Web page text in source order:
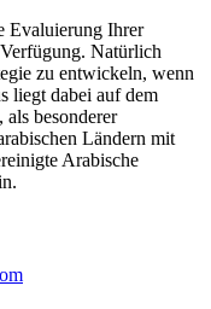
Evaluierung Ihrer
Natürlich
zu entwickeln, wenn
liegt dabei auf dem
als besonderer
Ländern mit
Arabische